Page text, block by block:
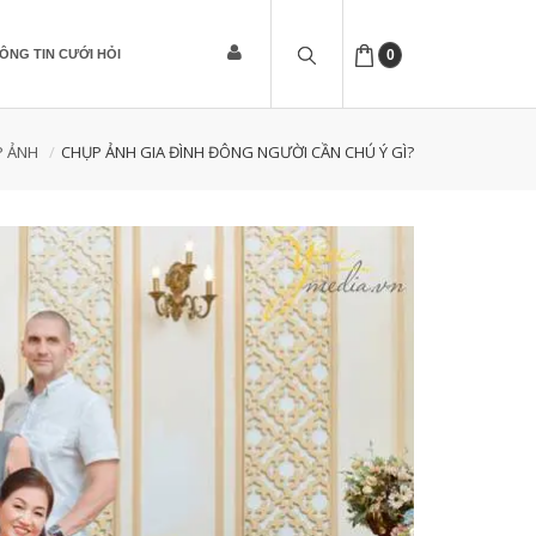
0
TIN CƯỚI HỎI
ẢNH CHỤP ẢNH GIA ĐÌNH ĐÔNG NGƯỜI CẦN CHÚ Ý GÌ?